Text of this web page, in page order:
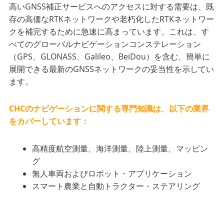
高いGNSS補正サービスへのアクセスに対する需要は、既
存の高価なRTKネットワークや老朽化したRTKネットワー
クを補完するために急速に高まっています。これは、す
べてのグローバルナビゲーションコンステレーション
（GPS、GLONASS、Galileo、BeiDou）を含む、簡単に
展開できる最新のGNSSネットワークの妥当性を示してい
ます。
CHCのナビゲーションに関する専門知識は、以下の業界
をカバーしています：
高精度航空測量、海洋測量、陸上測量、マッピン
グ
無人車両およびロボット・アプリケーション
スマート農業と自動トラクター・ステアリング